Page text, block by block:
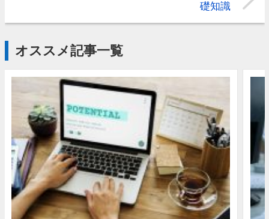
礎知識
オススメ記事一覧